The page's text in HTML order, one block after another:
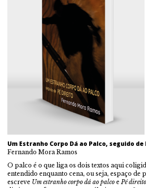
Um Estranho Corpo Dá ao Palco, seguido
Fernando Mora Ramos
O palco é o que liga os dois textos aqui
entendido enquanto cena, ou seja, espaço de
escreve Um estranho corpo dá ao palco ePé direito